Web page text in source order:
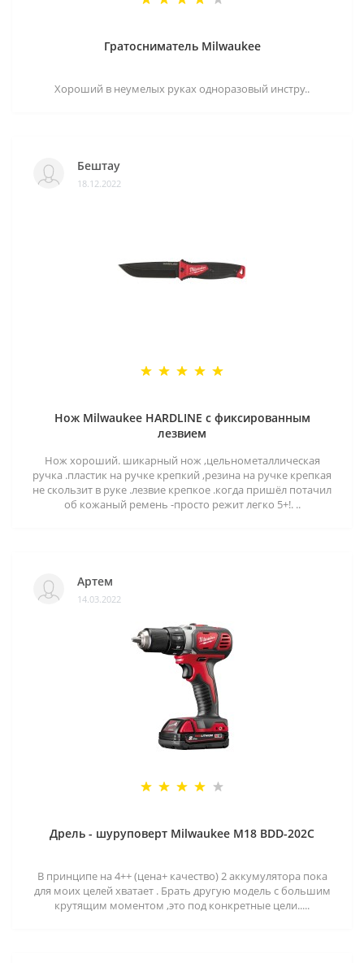
Гратосниматель Milwaukee
Хороший в неумелых руках одноразовый инстру..
Бештау
18.12.2022
Нож Milwaukee HARDLINE с фиксированным
лезвием
Нож хороший. шикарный нож ,цельнометаллическая
ручка .пластик на ручке крепкий ,резина на ручке крепкая
не скользит в руке .лезвие крепкое .когда пришёл потачил
об кожаный ремень -просто режит легко 5+!. ..
Артем
14.03.2022
Дрель - шуруповерт Milwaukee M18 BDD-202C
В принципе на 4++ (цена+ качество) 2 аккумулятора пока
для моих целей хватает . Брать другую модель с большим
крутящим моментом ,это под конкретные цели.....